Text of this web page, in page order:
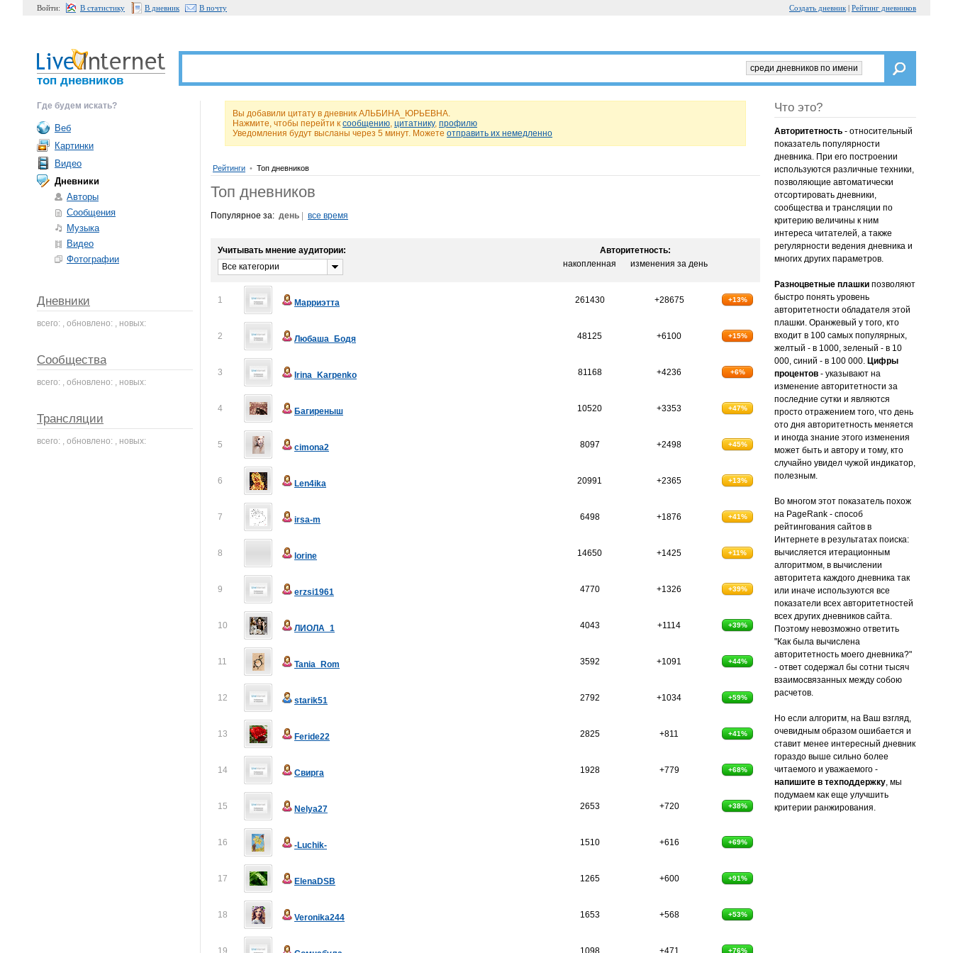
Войти: В статистику В дневник В почту Создать дневник | Рейтинг дневников
среди дневников по имени
топ дневников
Вы добавили цитату в дневник АЛЬБИНА_ЮРЬЕВНА.
Нажмите, чтобы перейти к сообщению, цитатнику, профилю
Уведомления будут высланы через 5 минут. Можете отправить их немедленно
Рейтинги • Топ дневников
Топ дневников
Популярное за: день все время
Учитывать мнение аудитории:
Авторитетность:
Все категории
накопленная изменения за день
1 Марриэтта 261430 +28675 +13%
2 Любаша_Бодя 48125 +6100 +15%
3 Irina_Karpenko 81168 +4236 +6%
4 Багиреныш 10520 +3353 +47%
5 cimona2 8097 +2498 +45%
6 Len4ika 20991 +2365 +13%
7 irsa-m 6498 +1876 +41%
8 lorine 14650 +1425 +11%
9 erzsi1961 4770 +1326 +39%
10 ЛИОЛА_1 4043 +1114 +39%
11 Tania_Rom 3592 +1091 +44%
12 starik51 2792 +1034 +59%
13 Feride22 2825 +811 +41%
14 Свирга 1928 +779 +68%
15 Nelya27 2653 +720 +38%
16 -Luchik- 1510 +616 +69%
17 ElenaDSB 1265 +600 +91%
18 Veronika244 1653 +568 +53%
19 1098 +471 +76%
Что это?
Авторитетность - относительный
показатель популярности
дневника. При его построении
используются различные техники,
позволяющие автоматически
отсортировать дневники,
сообщества и трансляции по
критерию величины к ним
интереса читателей, а также
регулярности ведения дневника и
многих других параметров.
Разноцветные плашки позволяют
быстро понять уровень
авторитетности обладателя этой
плашки. Оранжевый у того, кто
входит в 100 самых популярных,
желтый - в 1000, зеленый - в 10
000, синий - в 100 000. Цифры
процентов - указывают на
изменение авторитетности за
последние сутки и являются
просто отражением того, что день
ото дня авторитетность меняется
и иногда знание этого изменения
может быть и автору и тому, кто
случайно увидел чужой индикатор,
полезным.
Во многом этот показатель похож
на PageRank - способ
рейтингования сайтов в
Интернете в результатах поиска:
вычисляется итерационным
алгоритмом, в вычислении
авторитета каждого дневника так
или иначе используются все
показатели всех авторитетностей
всех других дневников сайта.
Поэтому невозможно ответить
"Как была вычислена
авторитетность моего дневника?"
- ответ содержал бы сотни тысяч
взаимосвязанных между собою
расчетов.
Но если алгоритм, на Ваш взгляд,
очевидным образом ошибается и
ставит менее интересный дневник
гораздо выше сильно более
читаемого и уважаемого -
напишите в техподдержку, мы
подумаем как еще улучшить
критерии ранжирования.
Где будем искать?
Веб
Картинки
Видео
Дневники
Авторы
Сообщения
Музыка
Видео
Фотографии
Дневники
всего: , обновлено: , новых:
Сообщества
всего: , обновлено: , новых:
Трансляции
всего: , обновлено: , новых: